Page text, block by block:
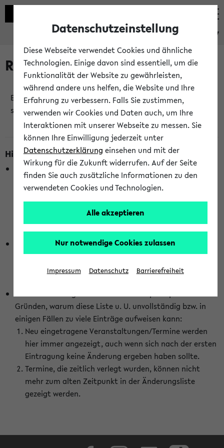
eKVV
Raumänderungen
Es wurden keine Raumänderungen an jetzt
stattfindenden Veranstaltungen gefunden!
Hinweise zur Liste der Raumänderungen
In dieser Liste werden nur Veranstaltungstermine
berücksichtigt, die gerade oder innerhalb der nächsten 2
Stunden stattfinden. Berücksichtigt werden nur Termine,
wurden. Die Anzeige ist semesterübergreifend und nicht
abhängig vom im eKVV gewählten Semester.
Die hier gezeigte Liste von Raumänderungen kann nur
vollständig sein, wenn den Fakultäten von den Lehrenden
die Änderungen zeitnah mitgeteilt und diese Änderungen
Gründen, warum diese Liste u. U. unvollständig bzw. in
einigen Fällen zu viele Einträge aufweisen kann:
Neu eingetragene Veranstaltungen/Termine werden
hier immer angezeigt, auch wenn sich nach der ersten
Eintragung keine Änderung ergeben haben sollte.
Termine, die zeitlich verlegt wurden, können nicht
mehr zum alten Zeitpunkt in der Änderungsliste
gezeigt werden.
Datenschutzeinstellung
Diese Webseite verwendet Cookies und ähnliche
Technologien. Einige davon sind essentiell, um die
Funktionalität der Website zu gewährleisten,
während andere uns helfen, die Website und Ihre
Erfahrung zu verbessern. Falls Sie zustimmen,
verwenden wir Cookies und Daten auch, um Ihre
Interaktionen mit unserer Webseite zu messen. Sie
können Ihre Einwilligung jederzeit unter
Datenschutzerklärung einsehen und mit der
Wirkung für die Zukunft widerrufen. Auf der Seite
finden Sie auch zusätzliche Informationen zu den
verwendeten Cookies und Technologien.
Alle akzeptieren
Nur notwendige Cookies zulassen
Impressum Datenschutz Barrierefreiheit